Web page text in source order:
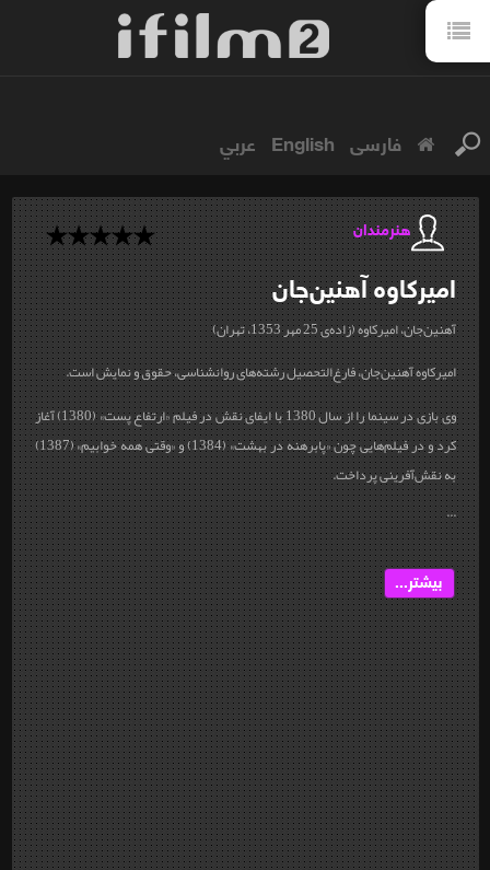
فارسی English عربي
هنرمندان
امیرکاوهآهنین‌جان
آهنین‌جان، امیرکاوه (زاده‌ی 25 مهر 1353، تهران)
امیرکاوه آهنین‌جان، فارغ‌التحصیل رشته‌های روانشناسی، حقوق و نمایش است.
وی بازی در سینما را از سال 1380 با ایفای نقش در فیلم «ارتفاع پست» (1380) آغاز
کرد و در فیلم‌هایی چون «پابرهنه در بهشت» (1384) و «وقتی همه خوابیم» (1387)
به نقش‌آفرینی پرداخت.
...
بیشتر...